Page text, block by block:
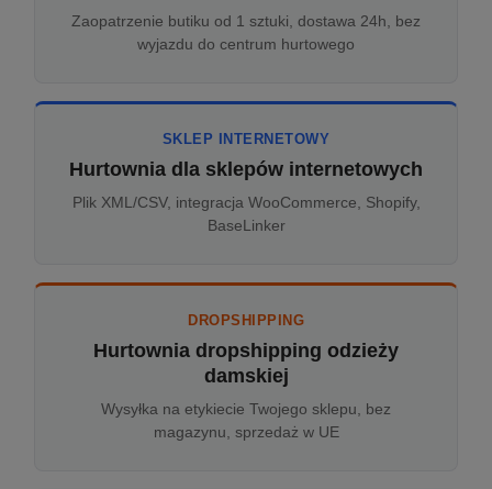
Zaopatrzenie butiku od 1 sztuki, dostawa 24h, bez
wyjazdu do centrum hurtowego
SKLEP INTERNETOWY
Hurtownia dla sklepów internetowych
Plik XML/CSV, integracja WooCommerce, Shopify,
BaseLinker
DROPSHIPPING
Hurtownia dropshipping odzieży
damskiej
Wysyłka na etykiecie Twojego sklepu, bez
magazynu, sprzedaż w UE